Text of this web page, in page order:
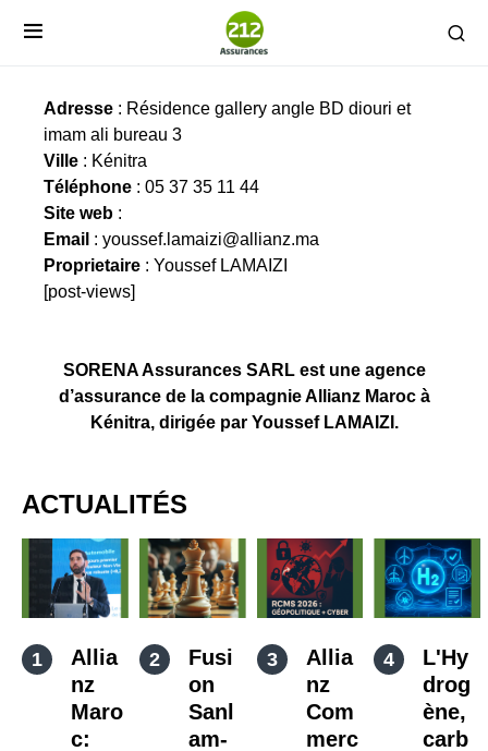
SORENA Assurances SARL
Adresse : Résidence gallery angle BD diouri et
imam ali bureau 3
Ville : Kénitra
Téléphone : 05 37 35 11 44
Site web :
Email : youssef.lamaizi@allianz.ma
Proprietaire : Youssef LAMAIZI
[post-views]
SORENA Assurances SARL est une agence
d’assurance de la compagnie Allianz Maroc à
Kénitra, dirigée par Youssef LAMAIZI.
ACTUALITÉS
Allia
nz
Maro
c:
Fusi
on
Sanl
am-
Allia
nz
Com
merc
L'Hy
drog
ène,
carb